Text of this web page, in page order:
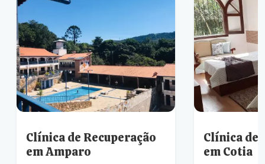
Clínica de Recuperação
em Amparo
Clínica de
em Cotia